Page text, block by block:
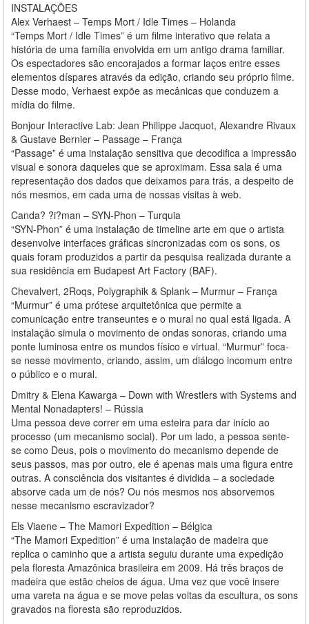
INSTALAÇÕES
Alex Verhaest – Temps Mort / Idle Times – Holanda
“Temps Mort / Idle Times” é um filme interativo que relata a
história de uma família envolvida em um antigo drama familiar.
Os espectadores são encorajados a formar laços entre esses
elementos díspares através da edição, criando seu próprio filme.
Desse modo, Verhaest expõe as mecânicas que conduzem a
mídia do filme.
Bonjour Interactive Lab: Jean Philippe Jacquot, Alexandre Rivaux
& Gustave Bernier – Passage – França
“Passage” é uma instalação sensitiva que decodifica a impressão
visual e sonora daqueles que se aproximam. Essa sala é uma
representação dos dados que deixamos para trás, a despeito de
nós mesmos, em cada uma de nossas visitas à web.
Canda? ?i?man – SYN-Phon – Turquia
“SYN-Phon” é uma instalação de timeline arte em que o artista
desenvolve interfaces gráficas sincronizadas com os sons, os
quais foram produzidos a partir da pesquisa realizada durante a
sua residência em Budapest Art Factory (BAF).
Chevalvert, 2Roqs, Polygraphik & Splank – Murmur – França
“Murmur” é uma prótese arquitetônica que permite a
comunicação entre transeuntes e o mural no qual está ligada. A
instalação simula o movimento de ondas sonoras, criando uma
ponte luminosa entre os mundos físico e virtual. “Murmur” foca-
se nesse movimento, criando, assim, um diálogo incomum entre
o público e o mural.
Dmitry & Elena Kawarga – Down with Wrestlers with Systems and
Mental Nonadapters! – Rússia
Uma pessoa deve correr em uma esteira para dar início ao
processo (um mecanismo social). Por um lado, a pessoa sente-
se como Deus, pois o movimento do mecanismo depende de
seus passos, mas por outro, ele é apenas mais uma figura entre
outras. A consciência dos visitantes é dividida – a sociedade
absorve cada um de nós? Ou nós mesmos nos absorvemos
nesse mecanismo escravizador?
Els Viaene – The Mamori Expedition – Bélgica
“The Mamori Expedition” é uma instalação de madeira que
replica o caminho que a artista seguiu durante uma expedição
pela floresta Amazônica brasileira em 2009. Há três braços de
madeira que estão cheios de água. Uma vez que você insere
uma vareta na água e se move pelas voltas da escultura, os sons
gravados na floresta são reproduzidos.